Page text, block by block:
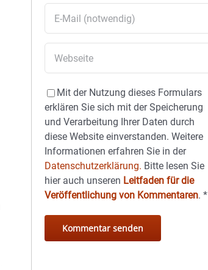
Mit der Nutzung dieses Formulars
erklären Sie sich mit der Speicherung
und Verarbeitung Ihrer Daten durch
diese Website einverstanden. Weitere
Informationen erfahren Sie in der
Datenschutzerklärung. Bitte lesen Sie
hier auch unseren Leitfaden für die
Veröffentlichung von Kommentaren.*